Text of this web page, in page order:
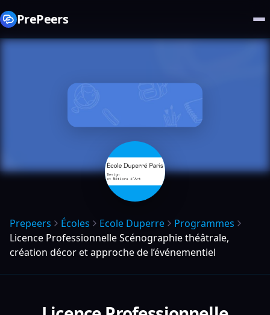
PrePeers
Prepeers Écoles Ecole Duperre
Programmes
Licence Professionnelle Scénographie théâtrale,
création décor et approche de l’événementiel